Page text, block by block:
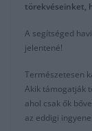
törekvéseinket,
A segítséged
jelentené!
Természetesen
Akik támogatják
ahol csak ők
az eddigi